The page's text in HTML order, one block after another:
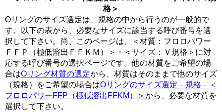
格＞
Oリングのサイズ選定は、規格の中から行うのが一般的で
す。以下の表から、必要なサイズに該当する呼び番号を選
択して下さい。尚、このページは、＜材質：フロロパワー
ＦＦＰ（極低溶出ＦＦＫＭ）＞・＜サイズ：Ｖ規格＞に対
応する呼び番号の選択ページです。他の材質をご希望の場
合はOリング材質の選定から、材質はそのままで他のサイズ
（規格）をご希望の場合はOリングのサイズ選定－規格－＜
フロロパワーFFP（極低溶出FFKM）＞ から、必要な材質を
選択して下さい。